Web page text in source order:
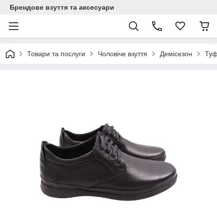
Брендове взуття та аксесуари
Товари та послуги Чоловіче взуття Демісезон